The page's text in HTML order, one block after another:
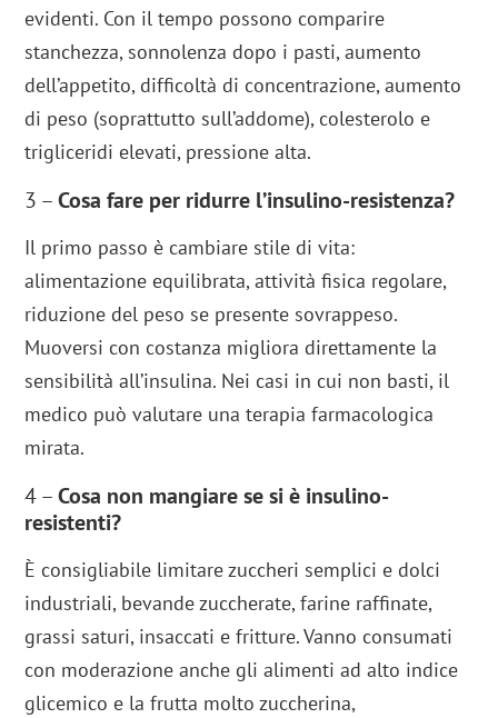
evidenti. Con il tempo possono comparire
stanchezza, sonnolenza dopo i pasti, aumento
dell’appetito, difficoltà di concentrazione, aumento
di peso (soprattutto sull’addome), colesterolo e
trigliceridi elevati, pressione alta.
3 –Cosa fare per ridurre l’insulino-resistenza?
Il primo passo è cambiare stile di vita:
alimentazione equilibrata, attività fisica regolare,
riduzione del peso se presente sovrappeso.
Muoversi con costanza migliora direttamente la
sensibilità all’insulina. Nei casi in cui non basti, il
medico può valutare una terapia farmacologica
mirata.
4 –Cosa non mangiare se si è insulino-
resistenti?
È consigliabile limitare zuccheri semplici e dolci
industriali, bevande zuccherate, farine raffinate,
grassi saturi, insaccati e fritture. Vanno consumati
con moderazione anche gli alimenti ad alto indice
glicemico e la frutta molto zuccherina,